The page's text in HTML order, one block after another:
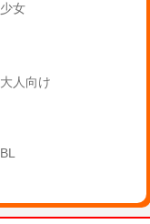
少女
大人向け
BL